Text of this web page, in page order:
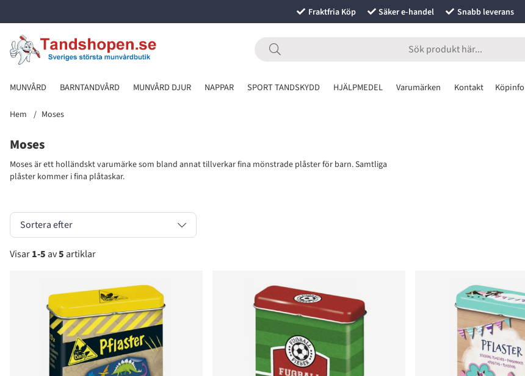
Fraktfria Köp Säker e-handel Snabb leverans
MUNVÅRD BARNTANDVÅRD MUNVÅRD DJUR NAPPAR SPORT TANDSKYDD HJÄLPMEDEL Varumärken Kontakt Köpinfo
Hem Moses
Moses
Moses är ett holländskt varumärke som bland annat tillverkar fina mönstrade plåster för barn. Samtliga
plåster kommer i fina plåtaskar.
Sortera efter
Visar1-5 av5 artiklar